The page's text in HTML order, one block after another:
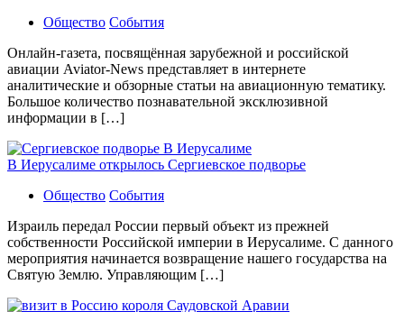
Общество События
Онлайн-газета, посвящённая зарубежной и российской
авиации Aviator-News представляет в интернете
аналитические и обзорные статьи на авиационную тематику.
Большое количество познавательной эксклюзивной
информации в […]
В Иерусалиме открылось Сергиевское подворье
Общество События
Израиль передал России первый объект из прежней
собственности Российской империи в Иерусалиме. С данного
мероприятия начинается возвращение нашего государства на
Святую Землю. Управляющим […]